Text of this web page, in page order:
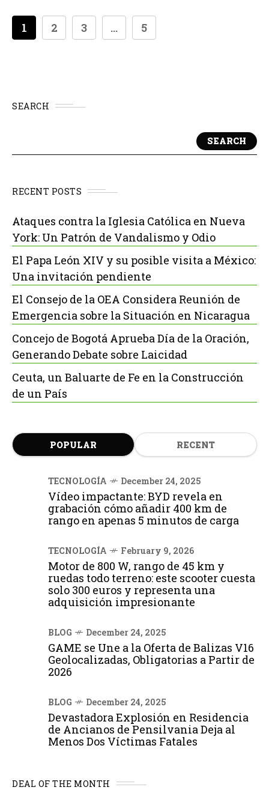
1 2 3 ... 5
SEARCH
SEARCH
RECENT POSTS
Ataques contra la Iglesia Católica en Nueva
York: Un Patrón de Vandalismo y Odio
El Papa León XIV y su posible visita a México:
Una invitación pendiente
El Consejo de la OEA Considera Reunión de
Emergencia sobre la Situación en Nicaragua
Concejo de Bogotá Aprueba Día de la Oración,
Generando Debate sobre Laicidad
Ceuta, un Baluarte de Fe en la Construcción
de un País
POPULAR RECENT
TECNOLOGÍA December 24, 2025
Vídeo impactante: BYD revela en
grabación cómo añadir 400 km de
rango en apenas 5 minutos de carga
TECNOLOGÍA February 9, 2026
Motor de 800 W, rango de 45 km y
ruedas todo terreno: este scooter cuesta
solo 300 euros y representa una
adquisición impresionante
BLOG December 24, 2025
GAME se Une a la Oferta de Balizas V16
Geolocalizadas, Obligatorias a Partir de
2026
BLOG December 24, 2025
Devastadora Explosión en Residencia
de Ancianos de Pensilvania Deja al
Menos Dos Víctimas Fatales
DEAL OF THE MONTH